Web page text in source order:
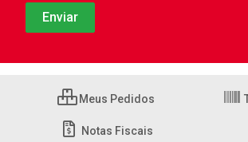
Meus Pedidos
Notas Fiscais